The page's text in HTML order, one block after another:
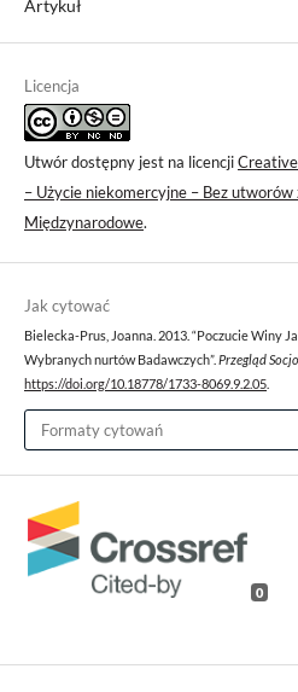
Artykuł
Licencja
Utwór dostępny jest na licencji
– Użycie niekomercyjne – Bez utworów
Międzynarodowe.
Jak cytować
Bielecka-Prus, Joanna. 2013. “Poczucie Winy
Wybranych nurtów Badawczych”. Przegląd
https://doi.org/10.18778/1733-8069.9.2.05
Formaty cytowań
0